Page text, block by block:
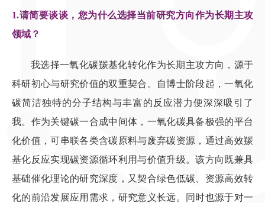
1.请简要谈谈，您为什么选择当前研究方向作为长期主攻
领域？
我选择一氧化碳羰基化转化作为长期主攻方向，源于
科研初心与研究价值的双重契合。自博士阶段起，一氧化
碳简洁独特的分子结构与丰富的反应潜力便深深吸引了
我。作为关键碳一合成中间体，一氧化碳具备极强的平台
化价值，可串联各类含碳原料与废弃碳资源，通过高效羰
基化反应实现碳资源循环利用与价值升级。该方向既兼具
基础催化理论的研究深度，又契合绿色低碳、资源高效转
化的前沿发展应用需求，研究意义长远。同时也源于对一